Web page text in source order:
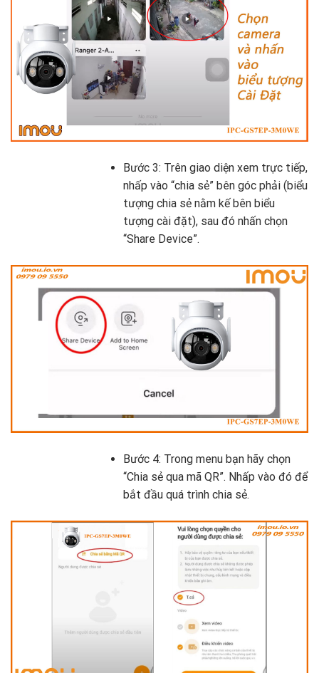
Bước 3: Trên giao diện xem trực tiếp,
nhấp vào “chia sẻ” bên góc phải (biểu
tượng chia sẻ nằm kế bên biểu
tượng cài đặt), sau đó nhấn chọn
“Share Device”.
Bước 4: Trong menu bạn hãy chọn
“Chia sẻ qua mã QR”. Nhấp vào đó để
bắt đầu quá trình chia sẻ.